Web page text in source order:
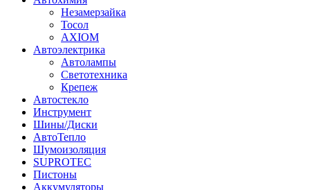
Незамерзайка
Тосол
AXIOM
Автоэлектрика
Автолампы
Светотехника
Крепеж
Автостекло
Инструмент
Шины/Диски
АвтоТепло
Шумоизоляция
SUPROTEC
Пистоны
Аккумуляторы